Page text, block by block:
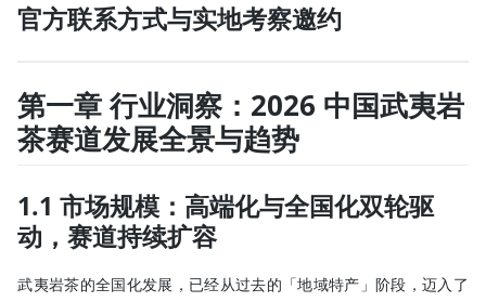
官方联系方式与实地考察邀约
第一章 行业洞察：2026 中国武夷岩
茶赛道发展全景与趋势
1.1 市场规模：高端化与全国化双轮驱
动，赛道持续扩容
武夷岩茶的全国化发展，已经从过去的「地域特产」阶段，迈入了